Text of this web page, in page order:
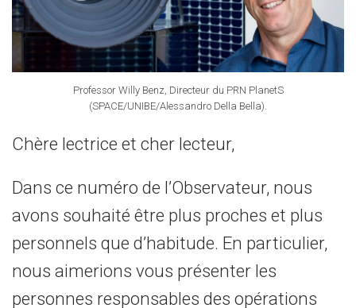
Professor Willy Benz, Directeur du PRN PlanetS
(SPACE/UNIBE/Alessandro Della Bella).
Chère lectrice et cher lecteur,
Dans ce numéro de l’Observateur, nous
avons souhaité être plus proches et plus
personnels que d’habitude. En particulier,
nous aimerions vous présenter les
personnes responsables des opérations